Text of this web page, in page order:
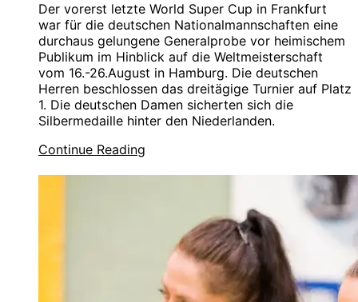
Der vorerst letzte World Super Cup in Frankfurt
war für die deutschen Nationalmannschaften eine
durchaus gelungene Generalprobe vor heimischem
Publikum im Hinblick auf die Weltmeisterschaft
vom 16.-26.August in Hamburg. Die deutschen
Herren beschlossen das dreitägige Turnier auf Platz
1. Die deutschen Damen sicherten sich die
Silbermedaille hinter den Niederlanden.
Continue Reading